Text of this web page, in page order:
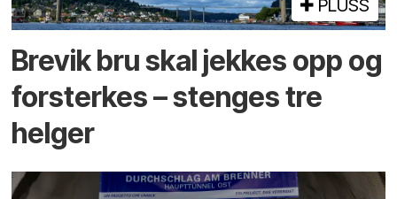
PLUSS
Brevik bru skal jekkes opp og
forsterkes – stenges tre
helger